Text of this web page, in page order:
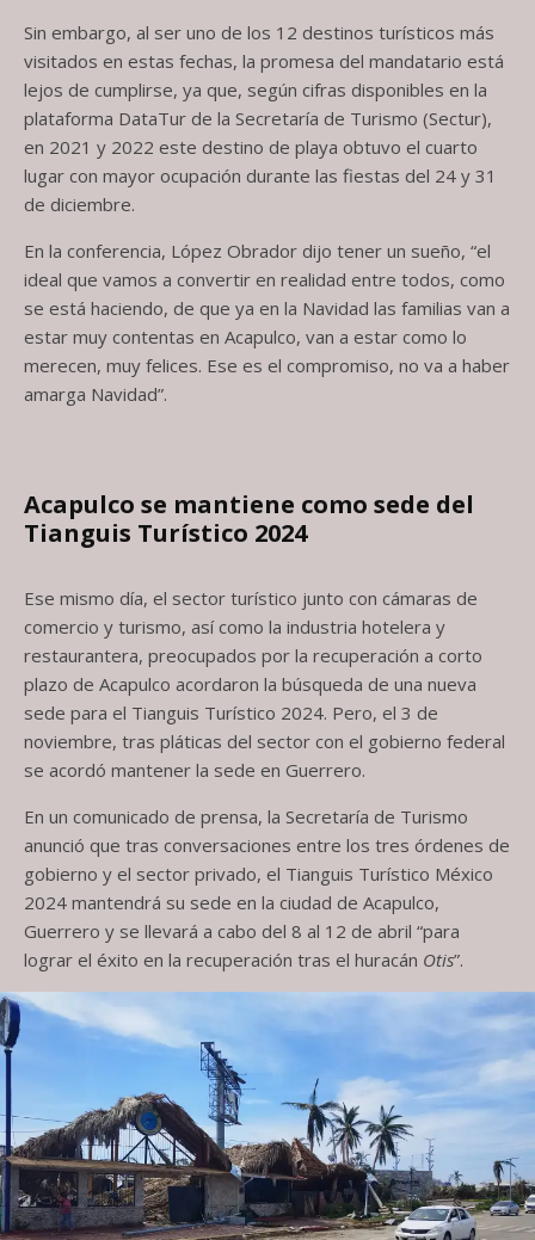
Sin embargo, al ser uno de los 12 destinos turísticos más
visitados en estas fechas, la promesa del mandatario está
lejos de cumplirse, ya que, según cifras disponibles en la
plataforma DataTur de la Secretaría de Turismo (Sectur),
en 2021 y 2022 este destino de playa obtuvo el cuarto
lugar con mayor ocupación durante las fiestas del 24 y 31
de diciembre.
En la conferencia, López Obrador dijo tener un sueño, “el
ideal que vamos a convertir en realidad entre todos, como
se está haciendo, de que ya en la Navidad las familias van a
estar muy contentas en Acapulco, van a estar como lo
merecen, muy felices. Ese es el compromiso, no va a haber
amarga Navidad”.
Acapulco se mantiene como sede del
Tianguis Turístico 2024
Ese mismo día, el sector turístico junto con cámaras de
comercio y turismo, así como la industria hotelera y
restaurantera, preocupados por la recuperación a corto
plazo de Acapulco acordaron la búsqueda de una nueva
sede para el Tianguis Turístico 2024. Pero, el 3 de
noviembre, tras pláticas del sector con el gobierno federal
se acordó mantener la sede en Guerrero.
En un comunicado de prensa, la Secretaría de Turismo
anunció que tras conversaciones entre los tres órdenes de
gobierno y el sector privado, el Tianguis Turístico México
2024 mantendrá su sede en la ciudad de Acapulco,
Guerrero y se llevará a cabo del 8 al 12 de abril “para
lograr el éxito en la recuperación tras el huracán Otis”.